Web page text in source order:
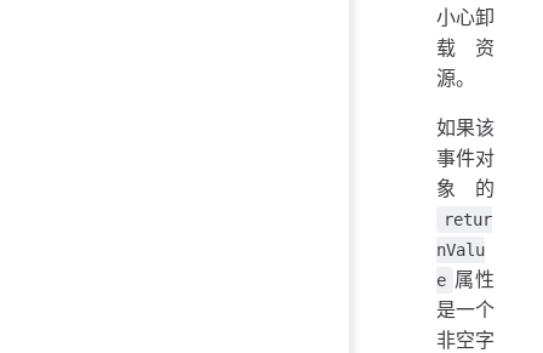
小心卸
载资
源。
如果该
事件对
象的
retur
nValu
e 属性
是一个
非空字